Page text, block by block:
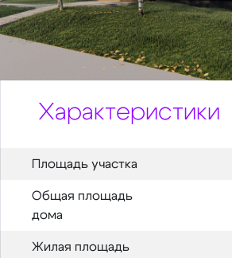
Характеристики
Площадь участка
Общая площадь
дома
Жилая площадь